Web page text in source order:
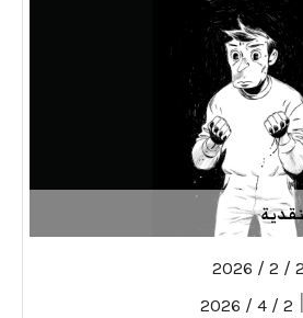
2 / 2 / 2026
2 / 4 / 2026